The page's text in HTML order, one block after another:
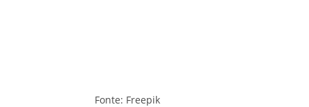
Fonte: Freepik